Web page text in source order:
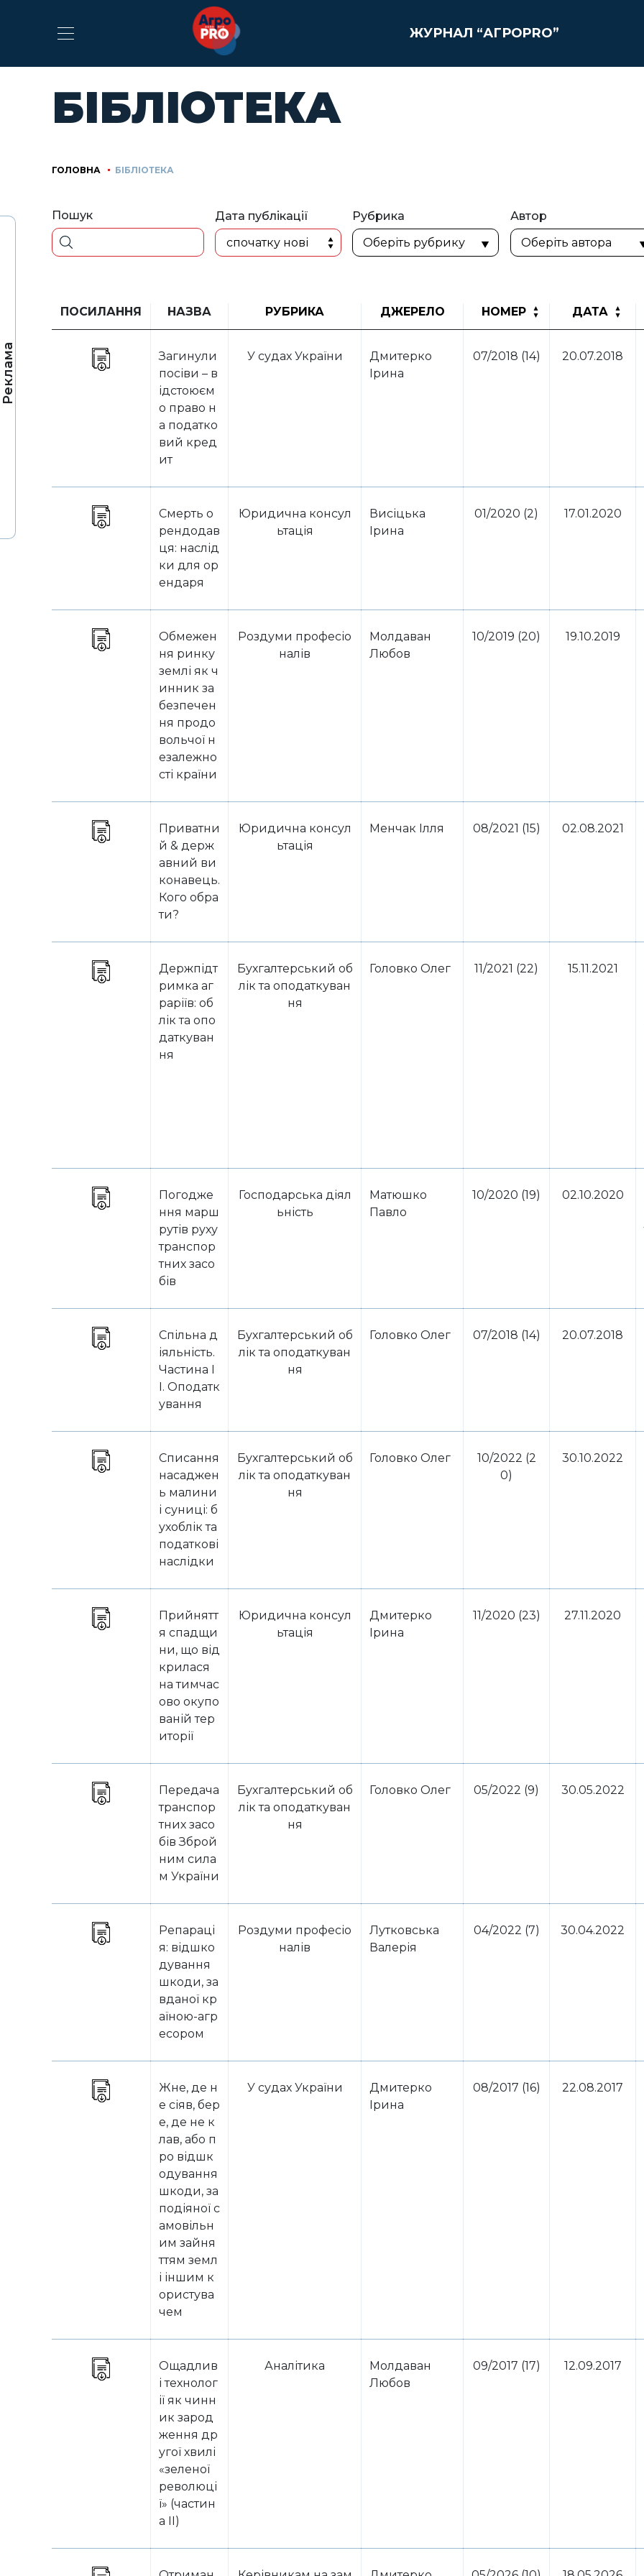
Реклама
ЖУРНАЛ “АГРОPRO”
БІБЛІОТЕКА
ГОЛОВНА БІБЛІОТЕКА
Пошук
Дата публікації
спочатку нові
Рубрика Автор
ПОСИЛАННЯ НАЗВА РУБРИКА ДЖЕРЕЛО НОМЕР ДАТА
Загинули
посіви – в
ідстоюєм
о право н
а податко
вий кред
ит
У судах України
Дмитерко
Ірина
07/2018 (14) 20.07.2018
Смерть о
рендодав
ця: наслід
ки для ор
ендаря
Юридична консул
ьтація
Висіцька
Ірина
01/2020 (2) 17.01.2020
Обмежен
ня ринку
землі як ч
инник за
безпечен
ня продо
вольчої н
езалежно
сті країни
Роздуми професіо
налів
Молдаван
Любов
10/2019 (20) 19.10.2019
Приватни
й & держ
авний ви
конавець.
Кого обра
ти?
Юридична консул
ьтація
Менчак Ілля 08/2021 (15) 02.08.2021
Держпідт
римка аг
раріїв: об
лік та опо
даткуван
ня
Бухгалтерський об
лік та оподаткуван
ня
Головко Олег 11/2021 (22) 15.11.2021
Погодже
ння марш
рутів руху
транспор
тних засо
бів
Господарська діял
ьність
Матюшко
Павло
10/2020 (19) 02.10.2020
Спільна д
іяльність.
Частина I
I. Оподатк
ування
Бухгалтерський об
лік та оподаткуван
ня
Головко Олег 07/2018 (14) 20.07.2018
Списання
насаджен
ь малини
і суниці: б
ухоблік та
податкові
наслідки
Бухгалтерський об
лік та оподаткуван
ня
Головко Олег
10/2022 (2
0)
30.10.2022
Прийнятт
я спадщи
ни, що від
крилася
на тимчас
ово окупо
ваній тер
иторії
Юридична консул
ьтація
Дмитерко
Ірина
11/2020 (23) 27.11.2020
Передача
транспор
тних засо
бів Зброй
ним сила
м України
Бухгалтерський об
лік та оподаткуван
ня
Головко Олег 05/2022 (9) 30.05.2022
Репараці
я: відшко
дування
шкоди, за
вданої кр
аїною-агр
есором
Роздуми професіо
налів
Лутковська
Валерія
04/2022 (7) 30.04.2022
Жне, де н
е сіяв, бер
е, де не к
лав, або п
ро відшк
одування
шкоди, за
подіяної с
амовільн
им зайня
ттям земл
і іншим к
ористува
чем
У судах України
Дмитерко
Ірина
08/2017 (16) 22.08.2017
Ощадлив
і технолог
ії як чинн
ик зарод
ження др
угої хвилі
«зеленої
революці
ї» (частин
а ІІ)
Аналітика
Молдаван
Любов
09/2017 (17) 12.09.2017